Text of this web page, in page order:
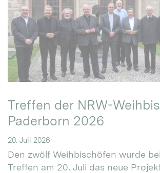
Treffen der NRW-
Paderborn 2026
20. Juli 2026
Den zwölf Weihbischöfen wurde
Treffen am 20. Juli das neue